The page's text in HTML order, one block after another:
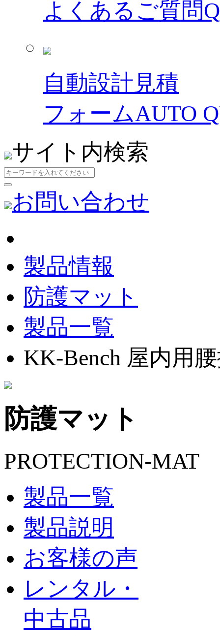
よくあるご質問
自動設計見積
フォームAUTO
サイト内検索
お問い合わせ
製品情報
防護マット
製品一覧
KK-Bench 屋内用
防護マット
PROTECTION-MAT
製品一覧
製品説明
お客様の声
レンタル・
中古品